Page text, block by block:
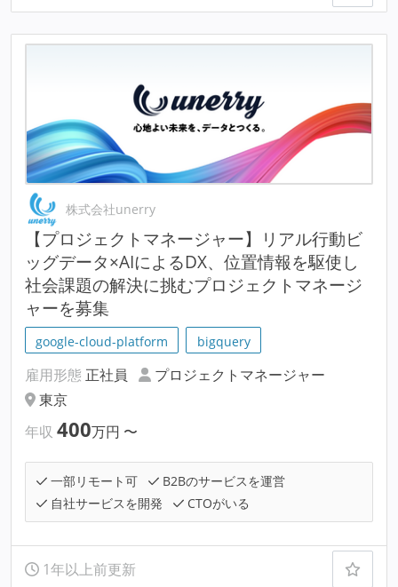
株式会社unerry
【プロジェクトマネージャー】リアル行動ビ
ッグデータ×AIによるDX、位置情報を駆使し
社会課題の解決に挑むプロジェクトマネージ
ャーを募集
google-cloud-platform bigquery
雇用形態 正社員
プロジェクトマネージャー
東京
年収 400万円 〜
一部リモート可
B2Bのサービスを運営
自社サービスを開発
CTOがいる
1年以上前更新